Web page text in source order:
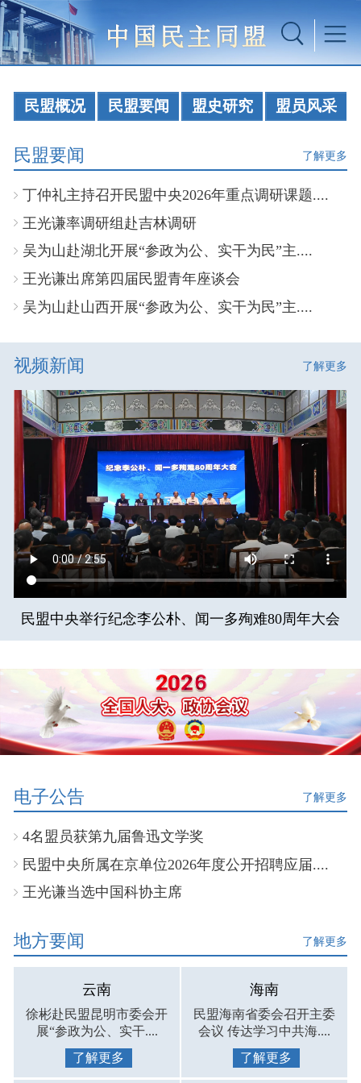
民盟概况 民盟要闻 盟史研究 盟员风采
民盟要闻 了解更多
丁仲礼主持召开民盟中央2026年重点调研课题....
王光谦率调研组赴吉林调研
吴为山赴湖北开展“参政为公、实干为民”主....
王光谦出席第四届民盟青年座谈会
吴为山赴山西开展“参政为公、实干为民”主....
视频新闻 了解更多
民盟中央举行纪念李公朴、闻一多殉难80周年大会
电子公告 了解更多
4名盟员获第九届鲁迅文学奖
民盟中央所属在京单位2026年度公开招聘应届....
王光谦当选中国科协主席
地方要闻 了解更多
云南
徐彬赴民盟昆明市委会开
展“参政为公、实干....
了解更多
海南
民盟海南省委会召开主委
会议 传达学习中共海....
了解更多